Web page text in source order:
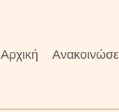
Αρχική